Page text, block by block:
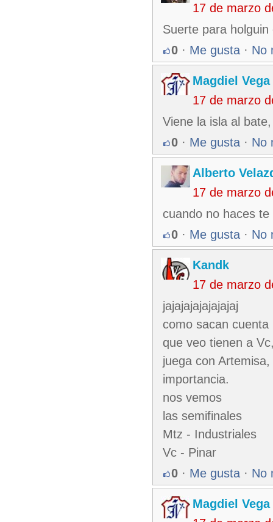
17 de marzo
Suerte para
0 · Me gusta · No
Magdiel Vega
17 de marzo
Viene la isla al
0 · Me gusta · No
Alberto
17 de marzo
cuando no haces
0 · Me gusta · No
Kandk
17 de marzo
jajajajajajajajaj
como sacan
que veo tienen a
juega con
importancia.
nos vemos
las semifinales
Mtz - Industriales
Vc - Pinar
0 · Me gusta · No
Magdiel Vega